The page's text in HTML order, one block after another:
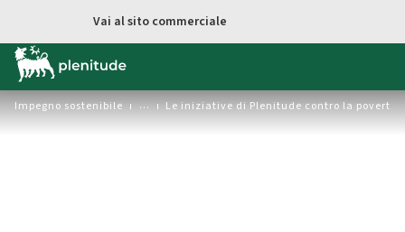
Vai al contenuto principale
Vai al sito commerciale
Impegno sostenibile Le iniziative di Plenitude contro la povertà